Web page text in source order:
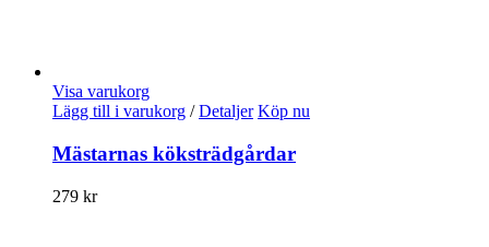
Visa varukorg
Lägg till i varukorg / Detaljer Köp nu
Mästarnas köksträdgårdar
279 kr